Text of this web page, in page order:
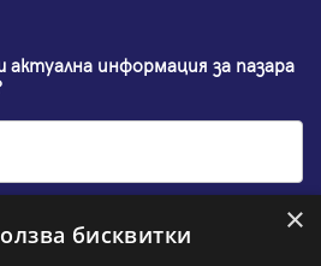
информация за пазара
×
бисквитки